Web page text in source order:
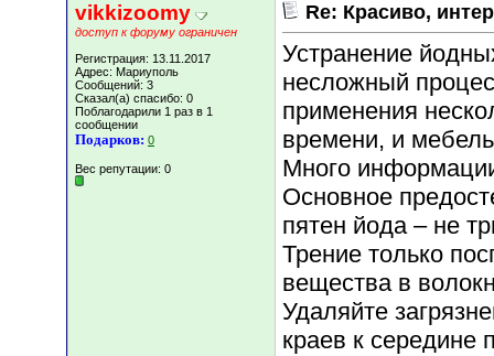
vikkizoomy
доступ к форуму ограничен
Регистрация: 13.11.2017
Адрес: Мариуполь
Сообщений: 3
Сказал(а) спасибо: 0
Поблагодарили 1 раз в 1
сообщении
Подарков: 0
Вес репутации: 0
Re: Красиво,
Устранение
несложный
применения
времени, и
Много
Основное
пятен йода – не
Трение только
вещества в
Удаляйте
краев к середине